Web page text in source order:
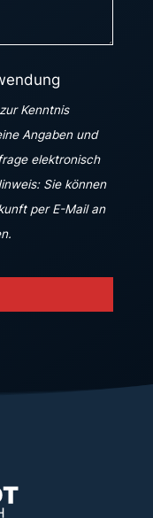
Kenntnis
Angaben und
elektronisch
Sie können
per E-Mail an